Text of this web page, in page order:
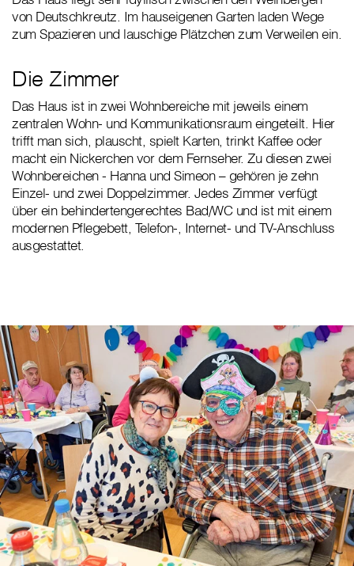
von Deutschkreutz. Im hauseigenen Garten laden Wege
zum Spazieren und lauschige Plätzchen zum Verweilen ein.
Die Zimmer
Das Haus ist in zwei Wohnbereiche mit jeweils einem
zentralen Wohn- und Kommunikationsraum eingeteilt. Hier
trifft man sich, plauscht, spielt Karten, trinkt Kaffee oder
macht ein Nickerchen vor dem Fernseher. Zu diesen zwei
Wohnbereichen - Hanna und Simeon – gehören je zehn
Einzel- und zwei Doppelzimmer. Jedes Zimmer verfügt
über ein behindertengerechtes Bad/WC und ist mit einem
modernen Pflegebett, Telefon-, Internet- und TV-Anschluss
ausgestattet.